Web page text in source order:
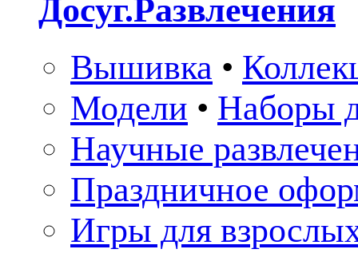
Досуг.Развлечения
Вышивка •
Модели • Наборы
Научные
Праздничное
Игры для